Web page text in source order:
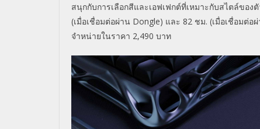
สนุกกับการเลือกสีและเอฟเฟกต์ที่เหมาะกับสไตล์ของตั
(เมื่อเชื่อมต่อผ่าน Dongle) และ 82 ชม. (เมื่อเชื่อมต่อ
จำหน่ายในราคา 2,490 บาท